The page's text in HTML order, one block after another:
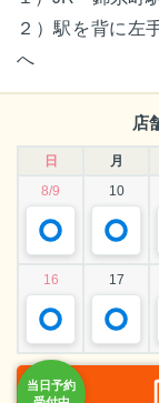
２）駅を背に左
へ
店
日 月
8/9
10
16 17